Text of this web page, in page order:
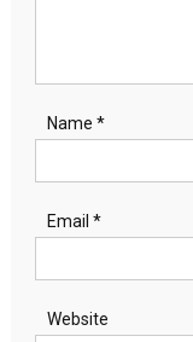
Name *
Email *
Website